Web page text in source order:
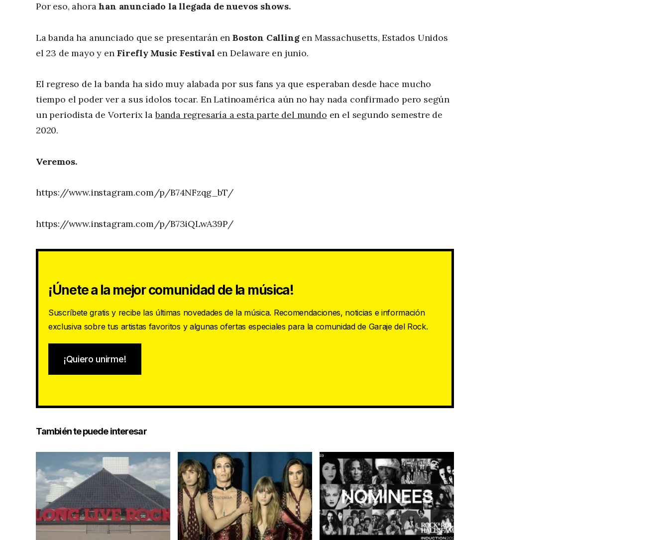
Por eso, ahorahan anunciado la llegada de nuevos shows.
La banda ha anunciado que se presentarán enBoston Callingen Massachusetts, Estados Unidos
el 23 de mayo y en Firefly Music Festival en Delaware en junio.
El regreso de la banda ha sido muy alabada por sus fans ya que esperaban desde hace mucho
tiempo el poder ver a sus ídolos tocar. En Latinoamérica aún no hay nada confirmado pero según
un periodista de Vorterix labanda regresaría a esta parte del mundo en el segundo semestre de
2020.
Veremos.
https://www.instagram.com/p/B74NFzqg_bT/
https://www.instagram.com/p/B73iQLwA39P/
¡Únete a la mejor comunidad de la música!
Suscríbete gratis y recibe las últimas novedades de la música. Recomendaciones, noticias e información
exclusiva sobre tus artistas favoritos y algunas ofertas especiales para la comunidad de Garaje del Rock.
¡Quiero unirme!
También te puede interesar